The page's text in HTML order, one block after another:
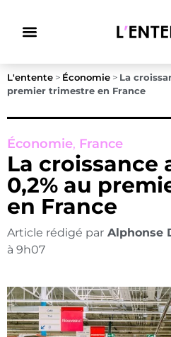
L'entente > Économie > La
premier trimestre en France
Économie, France
La croissance
0,2% au
en France
Article rédigé par Alphonse
à 9h07